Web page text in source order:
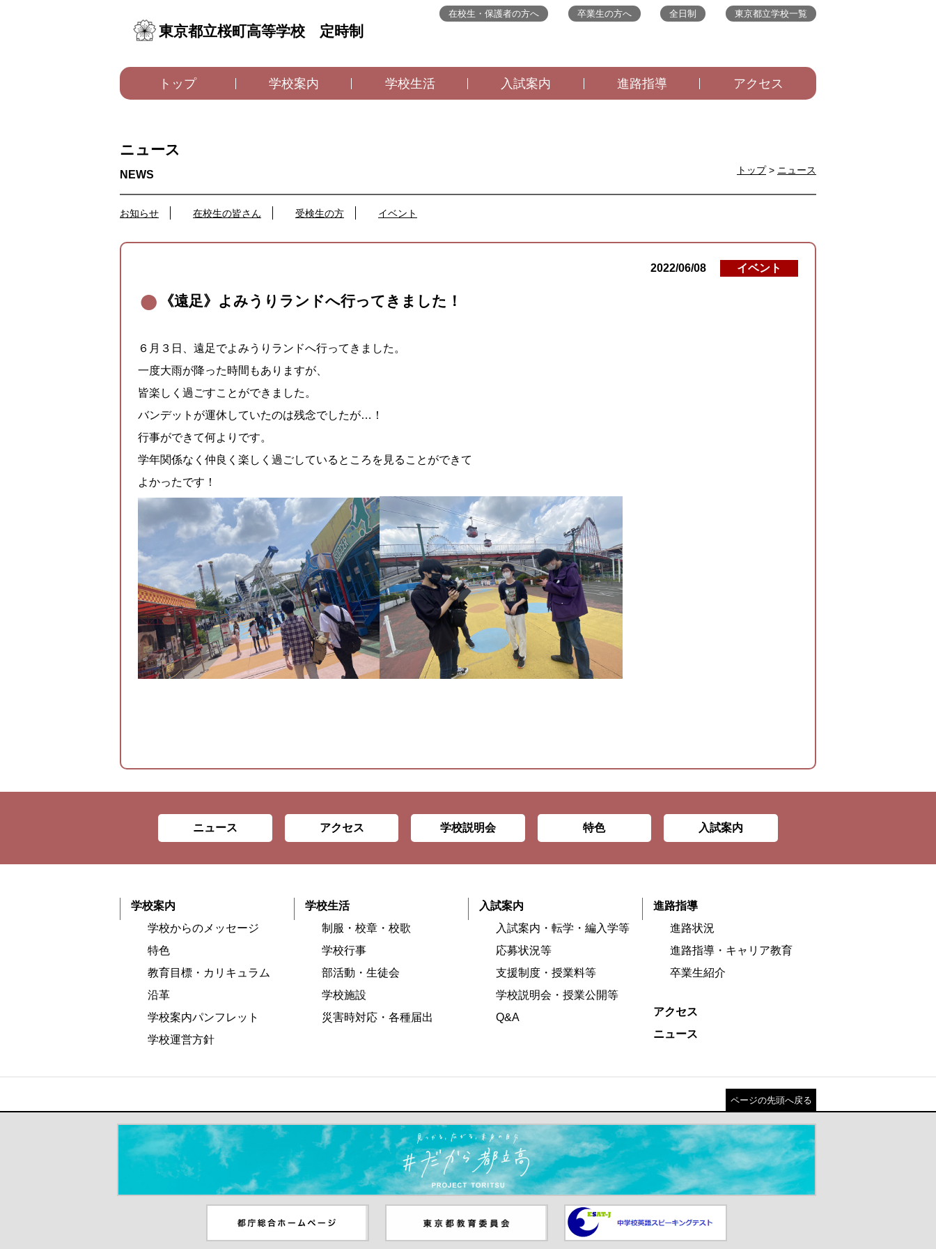
東京都立桜町高等学校 定時制
トップ 学校案内 学校生活 入試案内 進路指導 アクセス
在校生・保護者の方へ 卒業生の方へ 東京都立学校一覧
全日制
トップ> ニュース
ニュース
お知らせ 在校生の皆さん 受検生の方 イベント
2022/06/08 イベント
《遠足》よみうりランドへ行ってきました！
６月３日、遠足でよみうりランドへ行ってきました。
一度大雨が降った時間もありますが、
皆楽しく過ごすことができました。
バンデットが運休していたのは残念でしたが…！
行事ができて何よりです。
学年関係なく仲良く楽しく過ごしているところを見ることができて
よかったです！
ニュース アクセス 学校説明会 特色 入試案内
学校案内
学校からのメッセージ
特色
教育目標・カリキュラム
沿革
学校案内パンフレット
学校運営方針
学校生活
制服・校章・校歌
学校行事
部活動・生徒会
学校施設
災害時対応・各種届出
入試案内
入試案内・転学・編入学等
応募状況等
支援制度・授業料等
学校説明会・授業公開等
Q&A
進路指導
進路状況
進路指導・キャリア教育
卒業生紹介
アクセス
ニュース
ページの先頭へ戻る
＃だから都立高（別ウインドウが開きます）
ンドウが開きます）
ウが開きます）
中学校英語スピーキングテスト
（別ウインドウが開きます）